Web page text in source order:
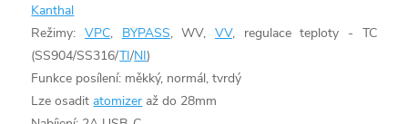
Kanthal
Režimy:VPC, BYPASS, WV,VV, regulace teploty - TC
(SS904/SS316/TI/NI)
Funkce posílení: měkký, normál, tvrdý
Lze osadit atomizer až do 28mm